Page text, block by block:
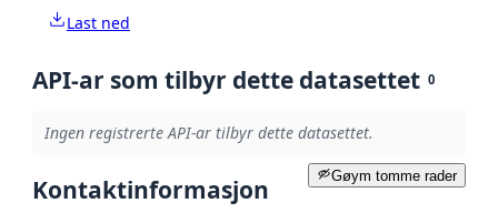
Last ned
API-ar som tilbyr dette datasettet 0
Ingen registrerte API-ar tilbyr dette datasettet.
Gøym tomme rader
Kontaktinformasjon